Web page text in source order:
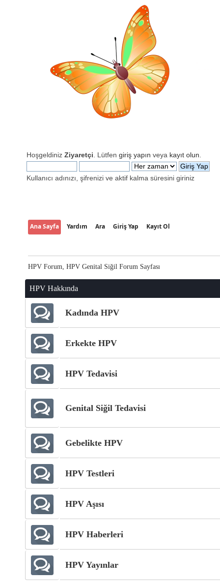
Hoşgeldiniz Ziyaretçi . Lütfen giriş yapın veya kayıt olun
Kullanıcı adınızı, şifrenizi ve aktif kalma süresini giriniz
Ana Sayfa Yardım Ara Giriş Yap Kayıt Ol
HPV Forum, HPV Genital Siğil Forum Sayfası
HPV Hakkında
Kadında HPV
Erkekte HPV
HPV Tedavisi
Genital Siğil Tedavisi
Gebelikte HPV
HPV Testleri
HPV Aşısı
HPV Haberleri
HPV Yayınlar